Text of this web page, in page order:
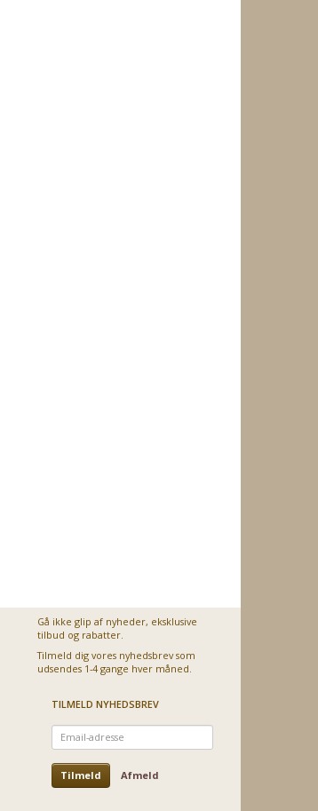
Gå ikke glip af nyheder, eksklusive
tilbud og rabatter.
Tilmeld dig vores nyhedsbrev som
udsendes 1-4 gange hver måned.
TILMELD NYHEDSBREV
Email-
adresse
Tilmeld Afmeld